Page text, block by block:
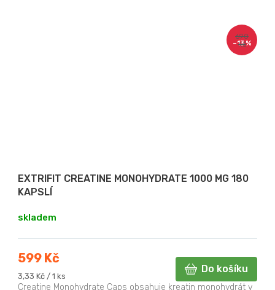
690
Kč
–13 %
EXTRIFIT CREATINE MONOHYDRATE 1000 MG 180
KAPSLÍ
skladem
599 Kč
Měrná
cena:
3,33 Kč / 1 ks
Do košíku
Creatine Monohydrate Caps obsahuje kreatin monohydrát v